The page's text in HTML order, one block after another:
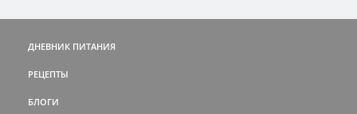
ДНЕВНИК ПИТАНИЯ
РЕЦЕПТЫ
БЛОГИ